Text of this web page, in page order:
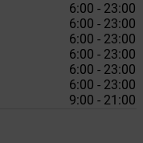
6:00 - 23:00
6:00 - 23:00
6:00 - 23:00
6:00 - 23:00
6:00 - 23:00
6:00 - 23:00
9:00 - 21:00